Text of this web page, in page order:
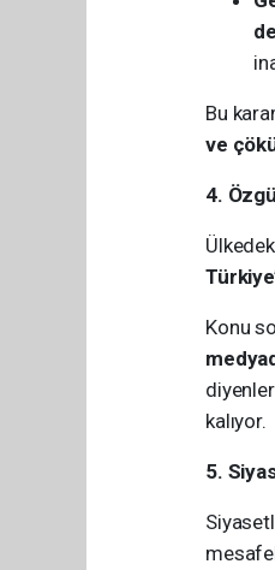
Bu
ve
4.
Konu
kalıyor.
5.